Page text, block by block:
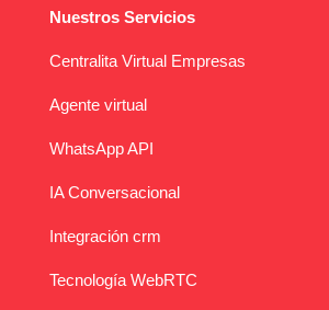
Nuestros Servicios
Centralita Virtual Empresas
Agente virtual
WhatsApp API
IA Conversacional
Integración crm
Tecnología WebRTC